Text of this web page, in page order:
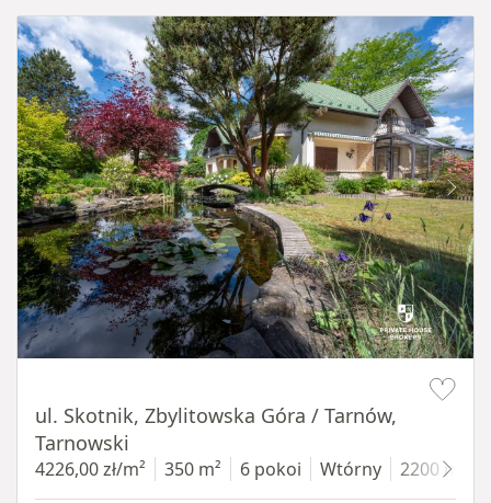
ul. Skotnik, Zbylitowska Góra / Tarnów,
Tarnowski
4226,00 zł/m² 350 m² 6 pokoi Wtórny 2200 m²